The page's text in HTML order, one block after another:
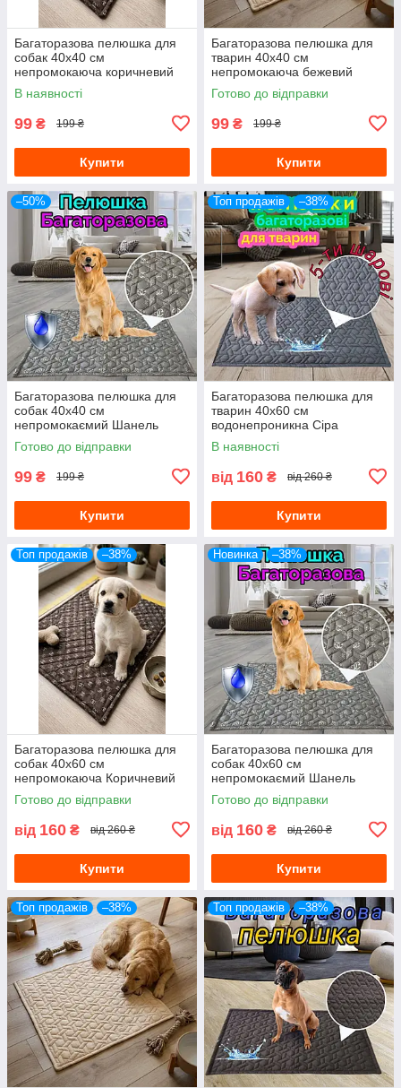
Багаторазова пелюшка для
собак 40х40 см
непромокаюча коричневий
Шанель
В наявності
99 ₴ 199 ₴
Купити
Багаторазова пелюшка для
тварин 40х40 см
непромокаюча бежевий
Готово до відправки
99 ₴ 199 ₴
Купити
–50%
Багаторазова пелюшка для
собак 40х40 см
непромокаємий Шанель
Готово до відправки
99 ₴ 199 ₴
Купити
Топ продажів –38%
Багаторазова пелюшка для
тварин 40х60 см
водонепроникна Сiра
В наявності
від 160 ₴ від 260 ₴
Купити
Топ продажів –38%
Багаторазова пелюшка для
собак 40х60 см
непромокаюча Коричневий
Готово до відправки
від 160 ₴ від 260 ₴
Купити
Новинка –38%
Багаторазова пелюшка для
собак 40х60 см
непромокаємий Шанель
Готово до відправки
від 160 ₴ від 260 ₴
Купити
Топ продажів –38% Топ продажів –38%